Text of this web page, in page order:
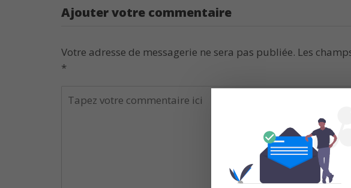
Ajouter votre commentaire
Votre adresse de messagerie ne sera pas publiée. Les
*